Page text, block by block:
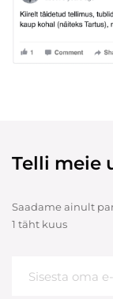
Telli meie
Saadame ainult
1 täht kuus